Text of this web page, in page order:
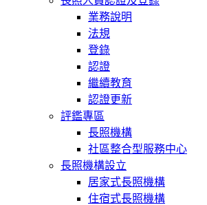
業務說明
法規
登錄
認證
繼續教育
認證更新
評鑑專區
長照機構
社區整合型服務中心
長照機構設立
居家式長照機構
住宿式長照機構